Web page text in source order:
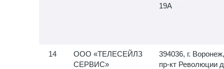
19А
ООО «ТЕЛЕСЕЙЛЗ
СЕРВИС»
394036, г. Воронеж,
пр-кт Революции